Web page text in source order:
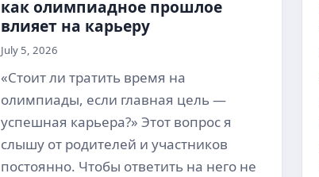
как олимпиадное прошлое
влияет на карьеру
July 5, 2026
«Стоит ли тратить время на
олимпиады, если главная цель —
успешная карьера?» Этот вопрос я
слышу от родителей и участников
постоянно. Чтобы ответить на него не